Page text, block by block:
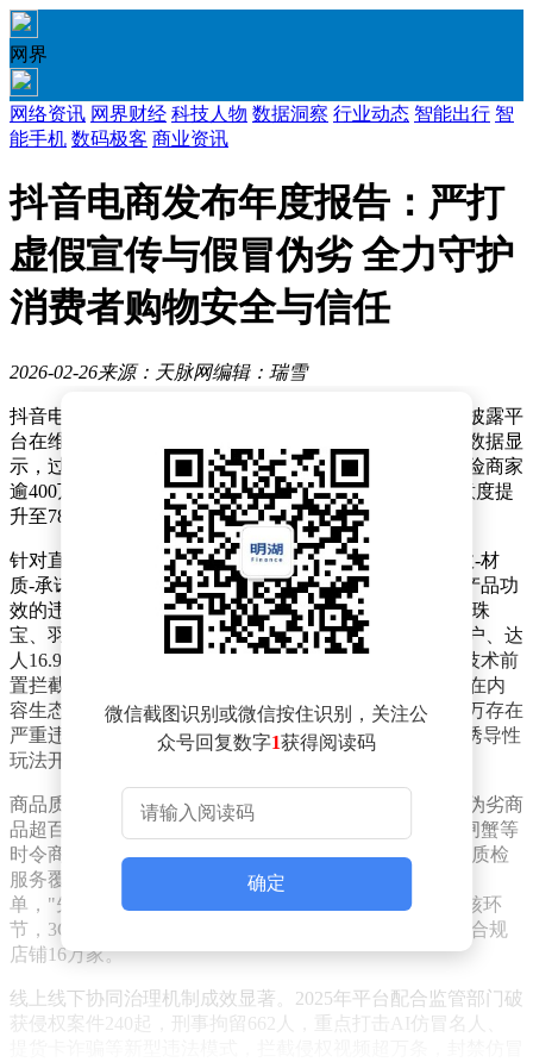
网界
网络资讯 网界财经 科技人物 数据洞察 行业动态 智能出行 智
能手机 数码极客 商业资讯
抖音电商发布年度报告：严打
虚假宣传与假冒伪劣 全力守护
消费者购物安全与信任
2026-02-26来源：天脉网编辑：瑞雪
抖音电商安全与信任中心近日发布年度治理报告，系统披露平
台在维护交易秩序、保障消费者权益方面的实践成果。数据显
示，过去一年平台累计处置违规商家超20万户，拦截风险商家
逾400万家，通过技术升级与制度优化，推动消费者满意度提
升至78.4%，主动服务覆盖近1亿人次。
针对直播电商领域突出的虚假宣传问题，平台建立"功效-材
质-承诺"三维治理体系。2025年专项行动中，针对夸大产品功
效的违规行为，累计处置商家4.3万户、达人14万名；在珠
宝、羽绒服等重点品类材质造假整治中，清退商家4228户、达
人16.9万名。针对违规团伙化趋势，平台通过风险画像技术前
置拦截2.2万个潜在违规组织，团伙处置效率提升45%。在内
容生态治理方面，全年下架违规内容1300余万条，对47万存在
严重违规的达人永久收回带货权限，针对"超级福袋"等诱导性
玩法开展30次专项整治。
商品质量管控体系实现全链条升级。平台日均拦截假冒伪劣商
品超百万件，投入1.31亿元建立专项抽检机制，其中大闸蟹等
时令商品全年质检量达451万单。针对高价值商品，QIC质检
服务覆盖翡翠、黄金等9大类目，日均检测订单超25.5万
单，"先鉴后发"模式有效降低商品调包风险。在资质审核环
节，3C及耐用消费品领域处置违规商品66万件，关停不合规
店铺16万家。
线上线下协同治理机制成效显著。2025年平台配合监管部门破
获侵权案件240起，刑事拘留662人，重点打击AI仿冒名人、
微信截图识别或微信按住识别，关注公
众号回复数字1获得阅读码
确定